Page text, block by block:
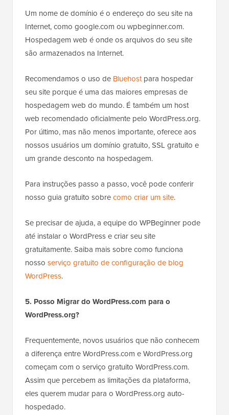
Um nome de domínio é o endereço do seu site na
Internet, como google.com ou wpbeginner.com.
Hospedagem web é onde os arquivos do seu site
são armazenados na Internet.
Recomendamos o uso de Bluehostpara hospedar
seu site porque é uma das maiores empresas de
hospedagem web do mundo. É também um host
web recomendado oficialmente pelo WordPress.org.
Por último, mas não menos importante, oferece aos
nossos usuários um domínio gratuito, SSL gratuito e
um grande desconto na hospedagem.
Para instruções passo a passo, você pode conferir
nosso guia gratuito sobrecomo criar um site.
Se precisar de ajuda, a equipe do WPBeginner pode
até instalar o WordPress e criar seu site
gratuitamente. Saiba mais sobre como funciona
nosso serviço gratuito de configuração de blog
WordPress.
5. Posso Migrar do WordPress.com para o
WordPress.org?
Frequentemente, novos usuários que não conhecem
a diferença entre WordPress.com e WordPress.org
começam com o serviço gratuito WordPress.com.
Assim que percebem as limitações da plataforma,
eles querem mudar para o WordPress.org auto-
hospedado.